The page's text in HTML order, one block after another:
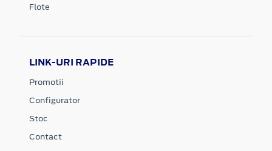
Flote
LINK-URI RAPIDE
Promotii
Configurator
Stoc
Contact